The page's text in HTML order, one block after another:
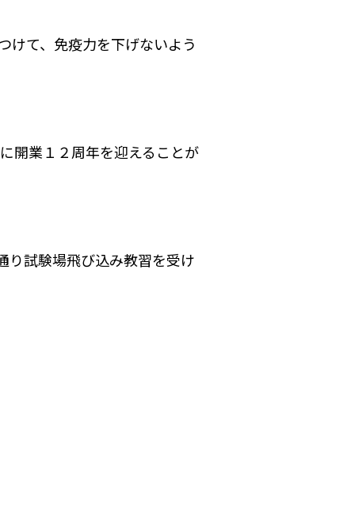
けて、免疫力を下げないよう
開業１２周年を迎えることが
り試験場飛び込み教習を受け